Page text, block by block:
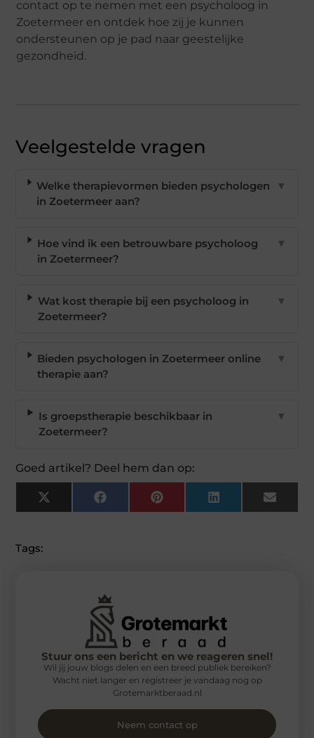
contact op te nemen met een psycholoog in
Zoetermeer en ontdek hoe zij je kunnen
ondersteunen op je pad naar geestelijke
gezondheid.
Veelgestelde vragen
Welke therapievormen bieden psychologen
in Zoetermeer aan?
▼
Hoe vind ik een betrouwbare psycholoog
in Zoetermeer?
▼
Wat kost therapie bij een psycholoog in
Zoetermeer?
▼
Bieden psychologen in Zoetermeer online
therapie aan?
▼
Is groepstherapie beschikbaar in
Zoetermeer?
▼
Goed artikel? Deel hem dan op:
X
(Twitter)
FacebookPinterest LinkedIn Email
Tags:
Stuur ons een bericht en we reageren snel!
Wil jij jouw blogs delen en een breed publiek bereiken?
Wacht niet langer en registreer je vandaag nog op
Grotemarktberaad.nl
Neem contact op